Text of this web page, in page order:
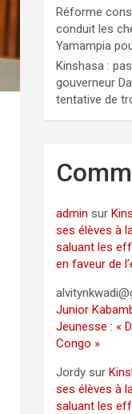
Réforme
conduit les
Yamampia
Kinshasa :
gouverneur
tentative de
admin sur
ses élèves à
saluant les
en faveur de
Junior
Jeunesse : «
Congo »
Jordy sur
ses élèves à
saluant les